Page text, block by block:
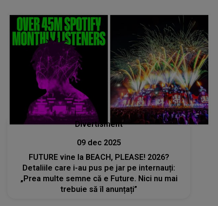
Divertisment
09 dec 2025
FUTURE vine la BEACH, PLEASE! 2026?
Detaliile care i-au pus pe jar pe internauți:
„Prea multe semne că e Future. Nici nu mai
trebuie să îl anunțați”